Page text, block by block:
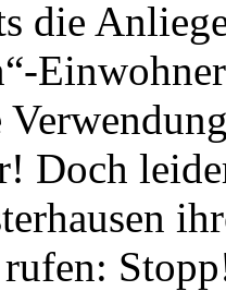
die
Doch
rufen: